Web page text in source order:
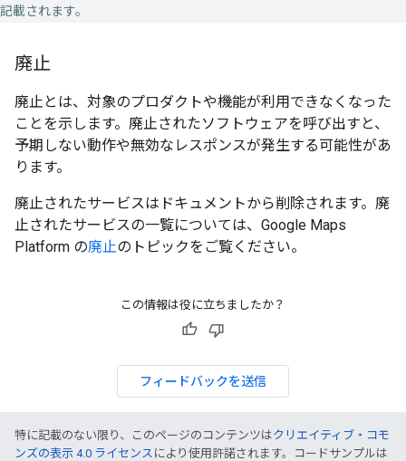
記載されます。
廃止
廃止とは、対象のプロダクトや機能が利用できなくなった
ことを示します。廃止されたソフトウェアを呼び出すと、
予期しない動作や無効なレスポンスが発生する可能性があ
ります。
廃止されたサービスはドキュメントから削除されます。廃
止されたサービスの一覧については、Google Maps
Platform の廃止のトピックをご覧ください。
この情報は役に立ちましたか？
フィードバックを送信
特に記載のない限り、このページのコンテンツはクリエイティブ・コモ
ンズの表示 4.0 ライセンス により使用許諾されます。コードサンプルは